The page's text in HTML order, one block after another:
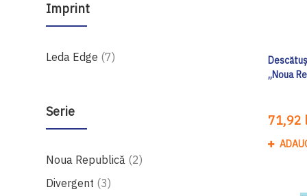
Imprint
Leda Edge 7produse
Serie
Noua Republică 2produse
Divergent 3produse
„Noua
71,92